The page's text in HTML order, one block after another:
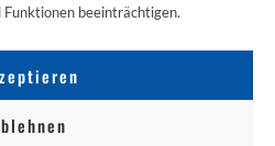
beeinträchtigen.